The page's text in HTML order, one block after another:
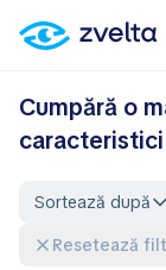
Cumpără o
Sortează după
Resetează